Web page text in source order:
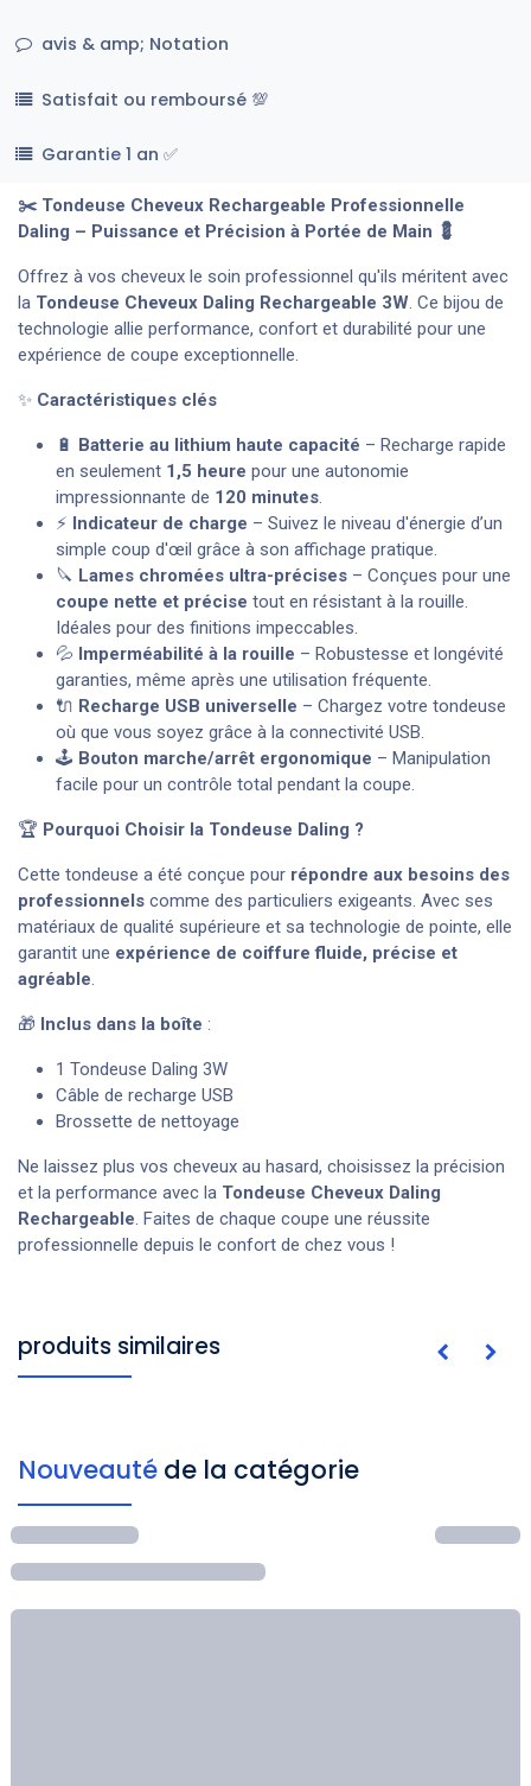
avis & amp; Notation
Satisfait ou remboursé 💯
Garantie 1 an ✅
✂️ Tondeuse Cheveux Rechargeable Professionnelle
Daling – Puissance et Précision à Portée de Main 💈
Offrez à vos cheveux le soin professionnel qu'ils méritent avec
la Tondeuse Cheveux Daling Rechargeable 3W. Ce bijou de
technologie allie performance, confort et durabilité pour une
expérience de coupe exceptionnelle.
✨ Caractéristiques clés
🔋 Batterie au lithium haute capacité – Recharge rapide
en seulement 1,5 heure pour une autonomie
impressionnante de 120 minutes.
⚡ Indicateur de charge – Suivez le niveau d'énergie d’un
simple coup d'œil grâce à son affichage pratique.
🔪 Lames chromées ultra-précises – Conçues pour une
coupe nette et précise tout en résistant à la rouille.
Idéales pour des finitions impeccables.
💦 Imperméabilité à la rouille – Robustesse et longévité
garanties, même après une utilisation fréquente.
🔌 Recharge USB universelle – Chargez votre tondeuse
où que vous soyez grâce à la connectivité USB.
🕹️ Bouton marche/arrêt ergonomique – Manipulation
facile pour un contrôle total pendant la coupe.
🏆 Pourquoi Choisir la Tondeuse Daling ?
Cette tondeuse a été conçue pour répondre aux besoins des
professionnels comme des particuliers exigeants. Avec ses
matériaux de qualité supérieure et sa technologie de pointe, elle
garantit une expérience de coiffure fluide, précise et
agréable.
🎁 Inclus dans la boîte :
1 Tondeuse Daling 3W
Câble de recharge USB
Brossette de nettoyage
Ne laissez plus vos cheveux au hasard, choisissez la précision
et la performance avec la Tondeuse Cheveux Daling
Rechargeable. Faites de chaque coupe une réussite
professionnelle depuis le confort de chez vous !
produits similaires
Nouveauté de la catégorie